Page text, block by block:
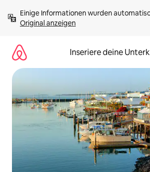
Inhalten
springenOriginal anzeigen
Inseriere deine